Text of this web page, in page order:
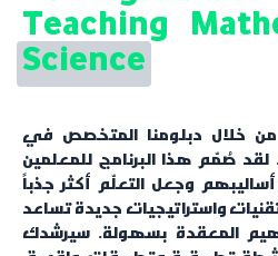
Teaching
Science
من خلال دبلومنا المتخصص في
لقد صُمّم هذا البرنامج للمعلمين
وجعل التعلّم أكثر جذباً
واستراتيجيات جديدة تساعد
المعقدة بسهولة. سيرشدك